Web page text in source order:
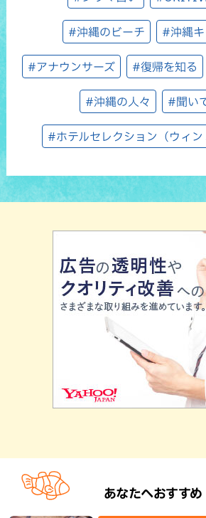
#沖縄のビーチ #沖縄
#アナウンサーズ #復帰を知る
#沖縄の人々 #聞い
#ホテルセレクション（ウィ
あなたへおすすめ